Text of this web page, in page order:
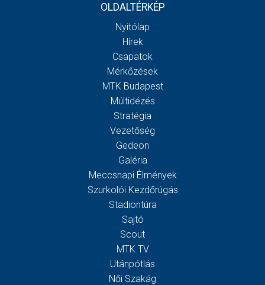
OLDALTÉRKÉP
Nyitólap
Hírek
Csapatok
Mérkőzések
MTK Budapest
Múltidézés
Stratégia
Vezetőség
Gedeon
Galéria
Meccsnapi Élmények
Szurkolói Kezdőrúgás
Stadiontúra
Sajtó
Scout
MTK TV
Utánpótlás
Női Szakág